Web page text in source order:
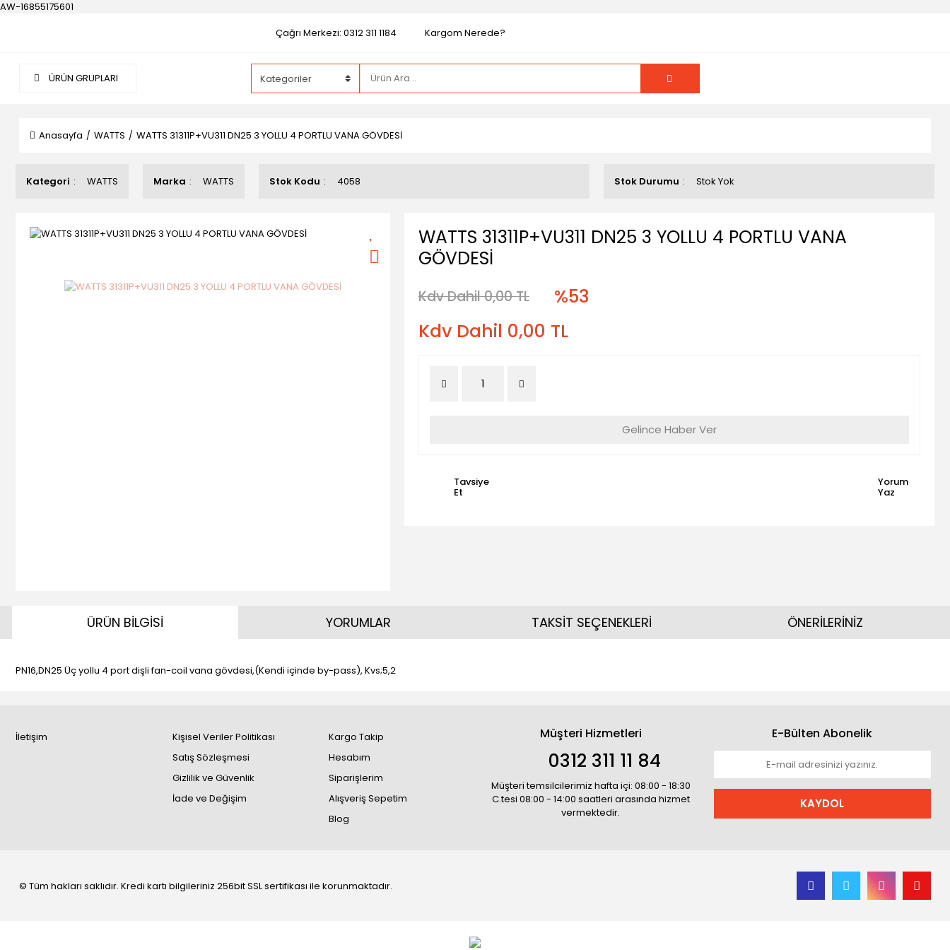
AW-16855175601
Çağrı Merkezi: 0312 311 1184
Kargom Nerede?
ÜRÜN GRUPLARI
Anasayfa WATTS WATTS 31311P+VU311 DN25 3 YOLLU 4 PORTLU VANA GÖVDESİ
Kategori WATTS Marka WATTS Stok Kodu 4058 Stok Durumu Stok Yok
WATTS 31311P+VU311 DN25 3 YOLLU 4 PORTLU VANA
GÖVDESİ
Kdv Dahil 0,00 TL
%53
Kdv Dahil 0,00 TL
Gelince Haber Ver
Tavsiye
Et
Yorum
Yaz
ÜRÜN BİLGİSİ
PN16,DN25 Üç yollu 4 port dişli fan-coil vana gövdesi,(Kendi içinde by-pass), Kvs;5,2
YORUMLAR TAKSİT SEÇENEKLERİ ÖNERİLERİNİZ
İletişim
Kişisel Veriler Politikası
Satış Sözleşmesi
Gizlilik ve Güvenlik
İade ve Değişim
Kargo Takip
Hesabım
Siparişlerim
Alışveriş Sepetim
Blog
Müşteri Hizmetleri
0312 311 11 84
Müşteri temsilcilerimiz hafta içi: 08:00 - 18:30
C.tesi 08:00 - 14:00 saatleri arasında hizmet
vermektedir.
E-Bülten Abonelik
KAYDOL
© Tüm hakları saklıdır. Kredi kartı bilgileriniz 256bit SSL sertifikası ile korunmaktadır.